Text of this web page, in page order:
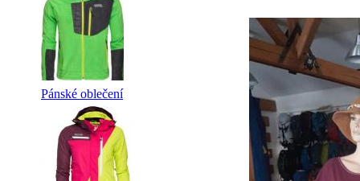
Pánské oblečení